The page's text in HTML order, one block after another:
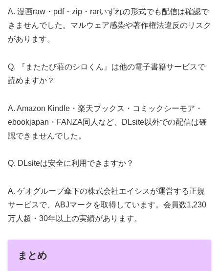
A. 漫画raw・pdf・zip・rarいずれの形式でも配信は確認で
きませんでした。マルウェア感染や著作権法違反のリスク
があります。
Q. 『またたび荘のシロくん』は他の電子書籍サービスで
読めますか？
A. Amazon Kindle・楽天ブックス・コミックシーモア・
ebookjapan・FANZA同人など、DLsite以外での配信は確
認できませんでした。
Q. DLsiteは安全に利用できますか？
A. ゲオグループ傘下の株式会社エイシスが運営する正規
サービスで、ABJマークを取得しています。会員数1,230
万人超・30年以上の実績があります。
まとめ